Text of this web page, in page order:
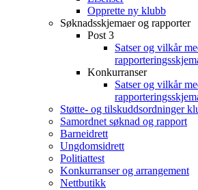
Opprette ny klubb
Søknadsskjemaer og rapporter
Post 3
Satser og vilkår
Konkurranser
Satser og vilkår
Støtte- og tilskuddsordninger
Samordnet søknad og rapport
Barneidrett
Ungdomsidrett
Politiattest
Konkurranser og arrangement
Nettbutikk